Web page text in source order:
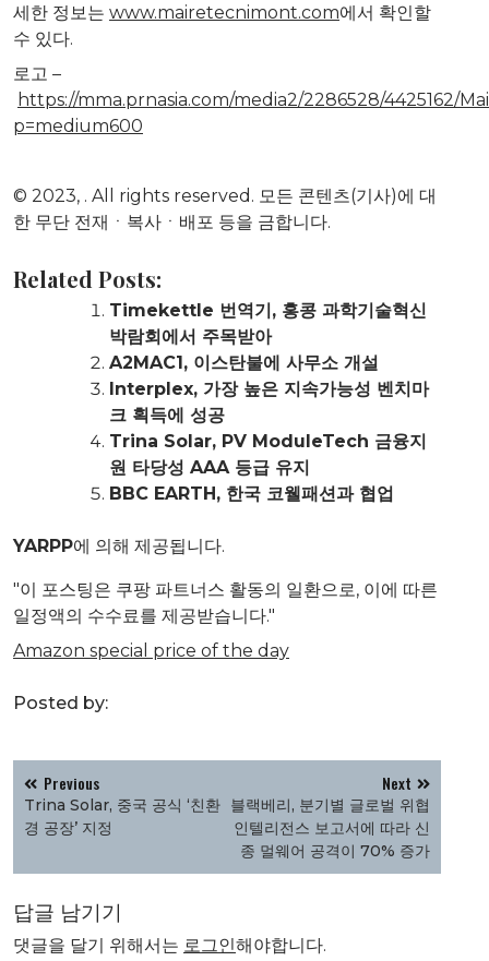
세한 정보는 www.mairetecnimont.com에서 확인할
수 있다.
로고 –
https://mma.prnasia.com/media2/2286528/4425162/
p=medium600
© 2023, . All rights reserved. 모든 콘텐츠(기사)에 대
한 무단 전재ㆍ복사ㆍ배포 등을 금합니다.
Related Posts:
Timekettle 번역기, 홍콩 과학기술혁신
박람회에서 주목받아
A2MAC1, 이스탄불에 사무소 개설
Interplex, 가장 높은 지속가능성 벤치마
크 획득에 성공
Trina Solar, PV ModuleTech 금융지
원 타당성 AAA 등급 유지
BBC EARTH, 한국 코웰패션과 협업
YARPP에 의해 제공됩니다.
"이 포스팅은 쿠팡 파트너스 활동의 일환으로, 이에 따른
일정액의 수수료를 제공받습니다."
Amazon special price of the day
Posted by:
글
탐
색
Previous
Trina Solar, 중국 공식 ‘친환
경 공장’ 지정
Next
블랙베리, 분기별 글로벌 위협
인텔리전스 보고서에 따라 신
종 멀웨어 공격이 70% 증가
답글 남기기
댓글을 달기 위해서는 로그인해야합니다.